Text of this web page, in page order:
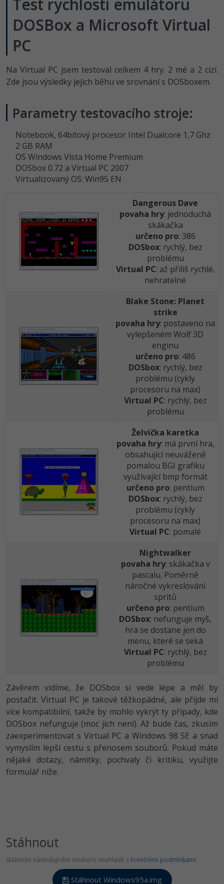
Test rychlosti emulátoru
DOSBox a Microsoft Virtual
PC
Na Virtual PC jsem testoval celkem 4 hry. 2 mé a 2 cizí.
Zde jsou výsledky jejich běhu ve srovnání s DOSboxem.
Parametry testovacího stroje:
Notebook, 64bitový procesor Intel Dualcore 1,7 Ghz
2 GB RAM
OS Windows Vista Home Premium
DOSbox 0.72 a Virtual PC 2007
Virtualizovaný OS: Win95 EN
Dangerous Dave
povaha hry: jednoduchá
skákačka
určeno pro: 386
DOSbox: rychlý, bez
problému
Virtual PC: až příliš rychlé,
nehratelné
Blake Stone: Planet
strike
povaha hry: postaveno na
vylepšeném Wolf 3D
enginu
určeno pro: 486
DOSbox: rychlý, bez
problému (cykly
procesoru na max)
Virtual PC: rychlý, bez
problému
Želvička karetka
povaha hry: má první hra,
obsahující neuváženě
pomalou BGI grafiku
využívající bmp formát
určeno pro: pentium
DOSbox: rychlý, bez
problému (cykly
procesoru na max)
Virtual PC: pomalé
Nightwalker
povaha hry: skákačka v
pascalu. Poměrně
náročné vykreslování
spritů
určeno pro: pentium
DOSbox: nefunguje myš,
hra se dostane jen do
menu, které se seká
Virtual PC: rychlý, bez
problému
Závěrem vidíme, že DOSbox si vede lépe a měl by
postačit. Virtual PC je takové těžkopádné, ale přijde mi
více kompatibilní, takže by mohlo vykrýt ty případy, kde
DOSbox nefunguje (moc jich není). Až bude čas, zkusím
zaexperimentovat s Virtual PC a Windows 98 SE a snad
vymyslím lepší cestu s přenosem souborů. Pokud máte
nějaké dotazy, námitky, pochvaly či kritiku, využijte
formulář níže.
Stáhnout
Stažením následujícího souboru souhlasíš s licenčními podmínkami
Stáhnout Windows95a.img